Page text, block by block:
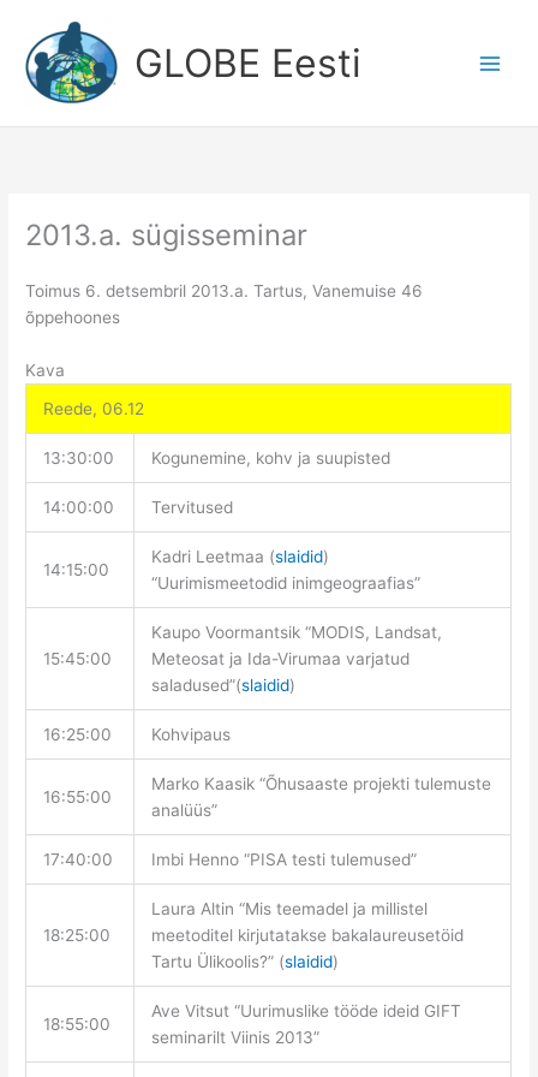
content
GLOBE Eesti
2013.a. sügisseminar
Toimus 6. detsembril 2013.a. Tartus, Vanemuise 46
õppehoones
Kava
Reede, 06.12
13:30:00 Kogunemine, kohv ja suupisted
14:00:00 Tervitused
14:15:00
Kadri Leetmaa (slaidid)
“Uurimismeetodid inimgeograafias”
15:45:00
Kaupo Voormantsik “MODIS, Landsat,
Meteosat ja Ida-Virumaa varjatud
saladused”(slaidid)
16:25:00 Kohvipaus
16:55:00
Marko Kaasik “Õhusaaste projekti tulemuste
analüüs”
17:40:00 Imbi Henno “PISA testi tulemused”
18:25:00
Laura Altin “Mis teemadel ja millistel
meetoditel kirjutatakse bakalaureusetöid
Tartu Ülikoolis?” (slaidid)
18:55:00
Ave Vitsut “Uurimuslike tööde ideid GIFT
seminarilt Viinis 2013”